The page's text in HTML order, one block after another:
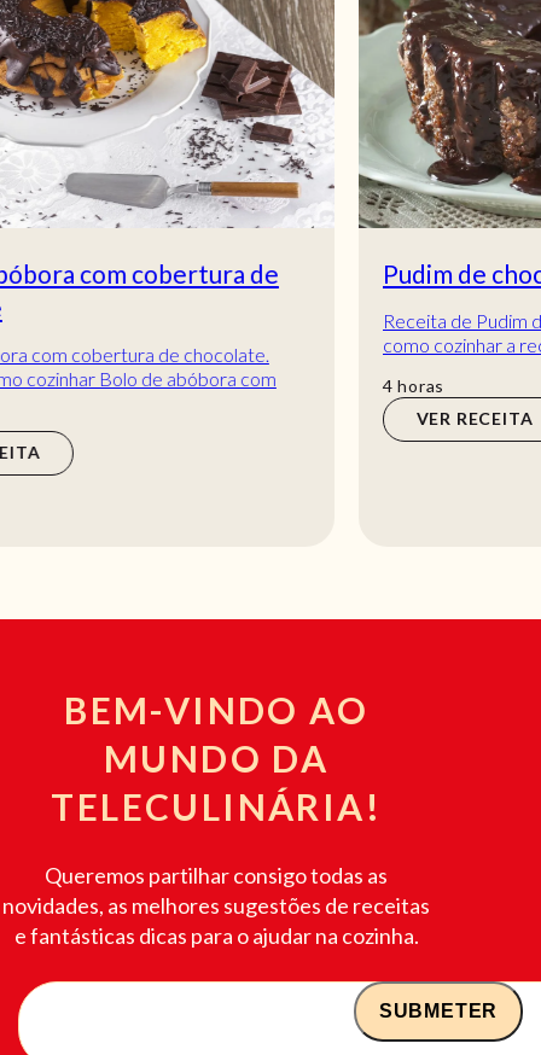
Pudim de chocolate caseiro
Receita de Pudim de chocolate caseiro. Descubra
como cozinhar a receita de Pudim de chocolate
caseiro de maneira prática e deliciosa com a T...
4horas
horas
BEM-VINDO AO
MUNDO DA
TELECULINÁRIA!
Queremos partilhar consigo todas as
novidades, as melhores sugestões de receitas
e fantásticas dicas para o ajudar na cozinha.